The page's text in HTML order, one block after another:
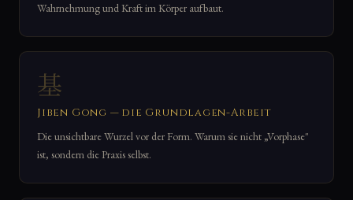
Wahrnehmung und Kraft im Körper aufbaut.
基
Jiben Gong — die Grundlagen-Arbeit
Die unsichtbare Wurzel vor der Form. Warum sie nicht „Vorphase"
ist, sondern die Praxis selbst.